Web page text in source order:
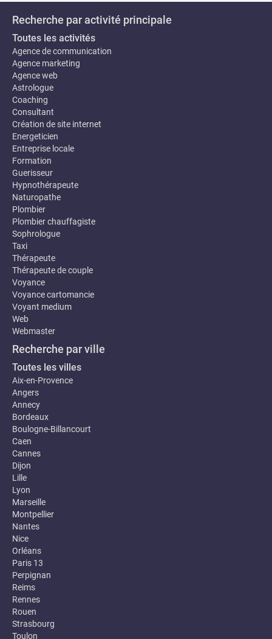
Recherche par activité principale
Toutes les activités
Agence de communication
Agence marketing
Agence web
Astrologue
Coaching
Consultant
Création de site internet
Energeticien
Entreprise locale
Formation
Guerisseur
Hypnothérapeute
Naturopathe
Plombier
Plombier chauffagiste
Sophrologue
Taxi
Thérapeute
Thérapeute de couple
Voyance
Voyance cartomancie
Voyant medium
Web
Webmaster
Recherche par ville
Toutes les villes
Aix-en-Provence
Angers
Annecy
Bordeaux
Boulogne-Billancourt
Caen
Cannes
Dijon
Lille
Lyon
Marseille
Montpellier
Nantes
Nice
Orléans
Paris 13
Perpignan
Reims
Rennes
Rouen
Strasbourg
Toulon